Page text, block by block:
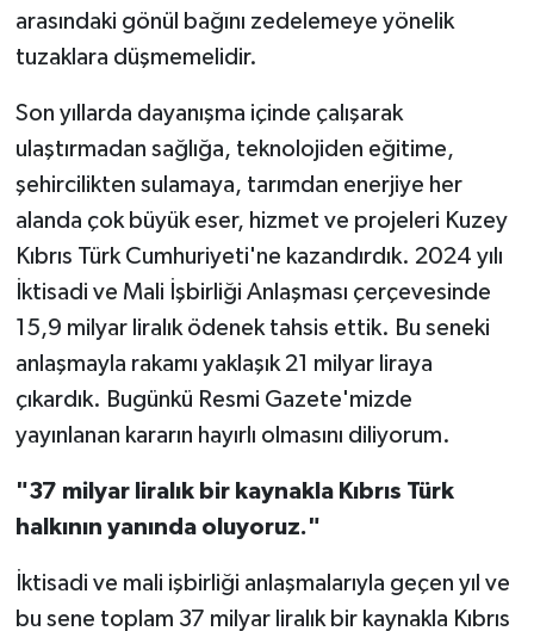
arasındaki gönül bağını zedelemeye yönelik
tuzaklara düşmemelidir.
Son yıllarda dayanışma içinde çalışarak
ulaştırmadan sağlığa, teknolojiden eğitime,
şehircilikten sulamaya, tarımdan enerjiye her
alanda çok büyük eser, hizmet ve projeleri Kuzey
Kıbrıs Türk Cumhuriyeti'ne kazandırdık. 2024 yılı
İktisadi ve Mali İşbirliği Anlaşması çerçevesinde
15,9 milyar liralık ödenek tahsis ettik. Bu seneki
anlaşmayla rakamı yaklaşık 21 milyar liraya
çıkardık. Bugünkü Resmi Gazete'mizde
yayınlanan kararın hayırlı olmasını diliyorum.
"37 milyar liralık bir kaynakla Kıbrıs Türk
halkının yanında oluyoruz."
İktisadi ve mali işbirliği anlaşmalarıyla geçen yıl ve
bu sene toplam 37 milyar liralık bir kaynakla Kıbrıs